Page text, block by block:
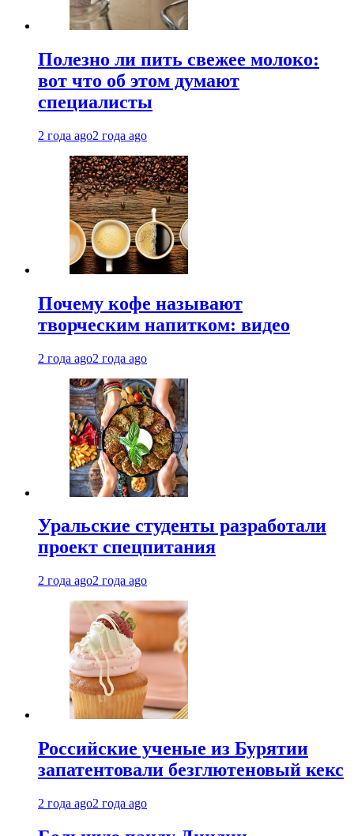
Полезно ли пить свежее молоко:
вот что об этом думают
специалисты
2 года ago2 года ago
Почему кофе называют
творческим напитком: видео
2 года ago2 года ago
Уральские студенты разработали
проект спецпитания
2 года ago2 года ago
Российские ученые из Бурятии
запатентовали безглютеновый кекс
2 года ago2 года ago